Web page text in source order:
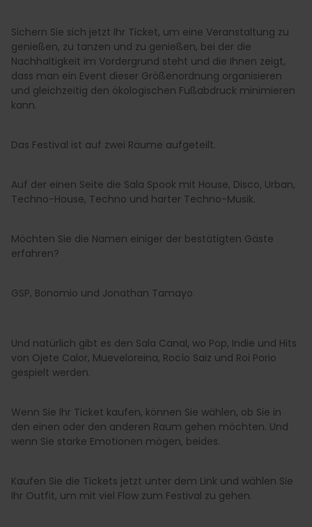
Sichern Sie sich jetzt Ihr Ticket, um eine Veranstaltung zu
genießen, zu tanzen und zu genießen, bei der die
Nachhaltigkeit im Vordergrund steht und die Ihnen zeigt,
dass man ein Event dieser Größenordnung organisieren
und gleichzeitig den ökologischen Fußabdruck minimieren
kann.
Das Festival ist auf zwei Räume aufgeteilt.
Auf der einen Seite die Sala Spook mit House, Disco, Urban,
Techno-House, Techno und harter Techno-Musik.
Möchten Sie die Namen einiger der bestätigten Gäste
erfahren?
GSP, Bonomio und Jonathan Tamayo.
Und natürlich gibt es den Sala Canal, wo Pop, Indie und Hits
von Ojete Calor, Mueveloreina, Rocío Saiz und Roi Porio
gespielt werden.
Wenn Sie Ihr Ticket kaufen, können Sie wählen, ob Sie in
den einen oder den anderen Raum gehen möchten. Und
wenn Sie starke Emotionen mögen, beides.
Kaufen Sie die Tickets jetzt unter dem Link und wählen Sie
Ihr Outfit, um mit viel Flow zum Festival zu gehen.